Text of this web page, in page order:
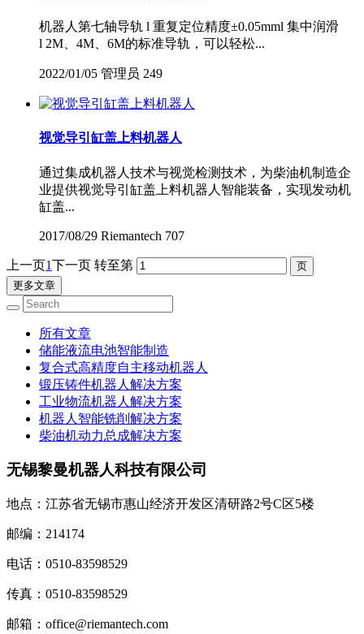
机器人第七轴导轨 l 重复定位精度±0.05mml 集中润滑
l 2M、4M、6M的标准导轨，可以轻松...
2022/01/05 管理员 249
视觉导引缸盖上料机器人
通过集成机器人技术与视觉检测技术，为柴油机制造企
业提供视觉导引缸盖上料机器人智能装备，实现发动机
缸盖...
2017/08/29 Riemantech 707
上一页1下一页 转至第
更多文章
所有文章
储能液流电池智能制造
复合式高精度自主移动机器人
锻压铸件机器人解决方案
工业物流机器人解决方案
机器人智能铣削解决方案
柴油机动力总成解决方案
无锡黎曼机器人科技有限公司
地点：江苏省无锡市惠山经济开发区清研路2号C区5楼
邮编：214174
电话：0510-83598529
传真：0510-83598529
邮箱：office@riemantech.com